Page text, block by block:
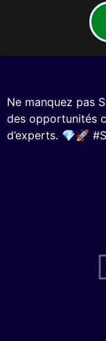
Ne manquez pas
des opportunités
d’experts. 💎🚀